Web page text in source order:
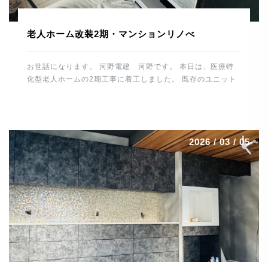
老人ホーム改装2期・マンションリノべ
お世話になります。 河野電建 河野です。 本日は、医療特
化型老人ホームの2期工事に着工しました。 既存のユニット
りがとうございました。 これから仕上げに向け、造作工事
電気工事、給排水工事とスムーズに進めるよう 段取りしてい
きたいと思います。 場所は変わって、大分市内で進行中の
マンションリノベーションはいよいよ最終段階です。 毛足の
長いカーペットを施工。 カーペット工事は職人さんの数も少
なくなっており、 貴重な技術です。綺麗に仕上げていただき
ありがとうございました。 トーヨーキッチンも施工が終わり
一安心。 圧倒的な存在感です。 細心の注意を払っての作業
で最後まで緊張感がありました。 残すはメンテ […]
2026 / 03 / 05